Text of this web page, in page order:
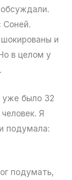
Соней.
и
в целом у
уже было 32
Я
подумала:
подумать,